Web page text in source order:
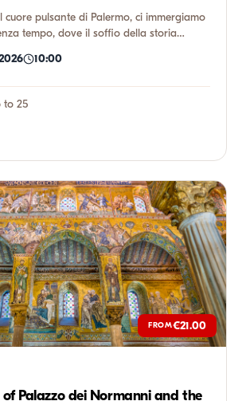
pulsante di Palermo, ci immergiamo
tempo, dove il soffio della storia
10:00
to 25
FROM€21.00
of Palazzo dei Normanni and the